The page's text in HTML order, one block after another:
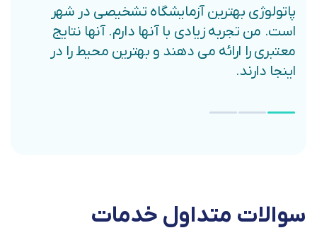
پاتولوژی بهترین آزمایشگاه تشخیصی در شهر
است. من تجربه زیادی با آنها دارم. آنها نتایج
معتبری را ارائه می دهند و بهترین محیط را در
اینجا دارند.
سوالاتمتداولخدمات